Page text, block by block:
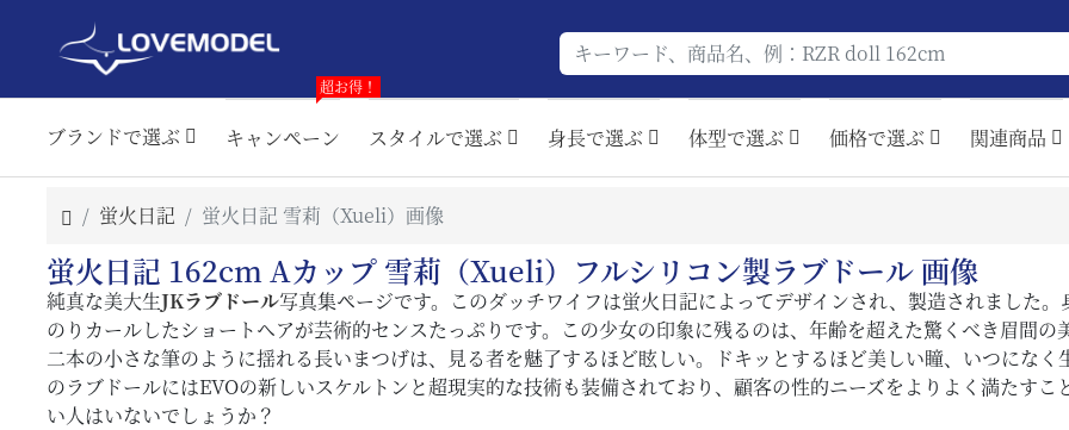
ブランドで選ぶ キャンペーン
超お得！
スタイルで選ぶ 身長で選ぶ 体型で選ぶ 価格で選ぶ 関連商品
蛍火日記 蛍火日記 雪莉（Xueli）画像
蛍火日記 162cm Aカップ 雪莉（Xueli）フルシリコン製ラブドール 画像
純真な美大生JKラブドール写真集ページです。このダッチワイフは蛍火日記によってデザインされ、製造されました
のりカールしたショートヘアが芸術的センスたっぷりです。この少女の印象に残るのは、年齢を超えた驚くべき眉間
二本の小さな筆のように揺れる長いまつげは、見る者を魅了するほど眩しい。ドキッとするほど美しい瞳、いつにな
のラブドールにはEVOの新しいスケルトンと超現実的な技術も装備されており、顧客の性的ニーズをよりよく満たすこ
い人はいないでしょうか？